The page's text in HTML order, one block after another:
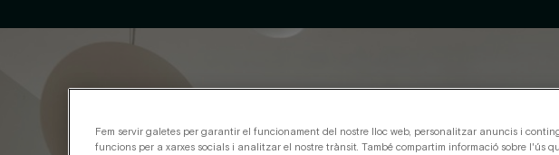
Fem servir galetes per garantir el funcionament del nostre lloc web, personalitzar anuncis i
funcions per a xarxes socials i analitzar el nostre trànsit. També compartim informació sobre l'ús